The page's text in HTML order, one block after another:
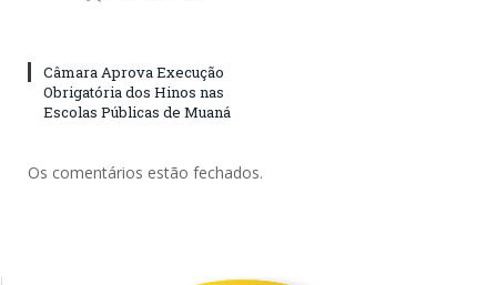
Câmara Aprova Execução
Obrigatória dos Hinos nas
Escolas Públicas de Muaná
Os comentários estão fechados.